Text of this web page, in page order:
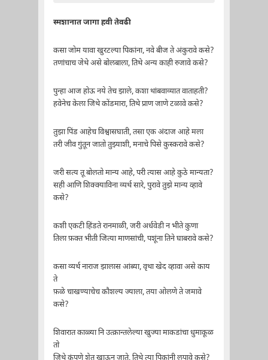
स्मशानात जागा हवी तेवढी
कसा जोम यावा खुरटल्या पिकांना, नवे बीज ते अंकुरावे कसे?
तणांचाच जेथे असे बोलबाला, तिथे अन्य काही रुजावे कसे?
पुन्हा आज होऊ नये तेच झाले, कशा थांबवाव्यात वाताहती?
हवेनेच केला जिथे कोंडमारा, तिथे प्राण जाणे टळावे कसे?
तुझा पिंड आहेच विश्वासघाती, तसा एक अंदाज आहे मला
तरी जीव गुंतून जातो तुझ्याशी, मनाचे पिसे कुस्करावे कसे?
जरी सत्य तू बोलतो मान्य आहे, परी त्यास आहे कुठे मान्यता?
सही आणि शिक्क्याविना व्यर्थ सारे, पुरावे तुझे मान्य व्हावे
कसे?
कशी एकटी हिंडते रानमाळी, जरी अर्धवेडी न भीते कुणा
तिला फ़क्त भीती जित्या माणसांची, पशूंना तिने घाबरावे कसे?
कसा व्यर्थ नाराज झालास आंब्या, वृथा खेद व्हावा असे काय
ते
फ़ळे चाखण्याचेच कौशल्य ज्याला, तया ओलणे ते जमावे
कसे?
शिवारात काळ्या नि उत्क्रान्तलेल्या खुज्या माकडांचा धुमाकूळ
तो
जिथे कुंपणे शेत खाऊन जाते, तिथे त्या पिकांनी लपावे कसे?